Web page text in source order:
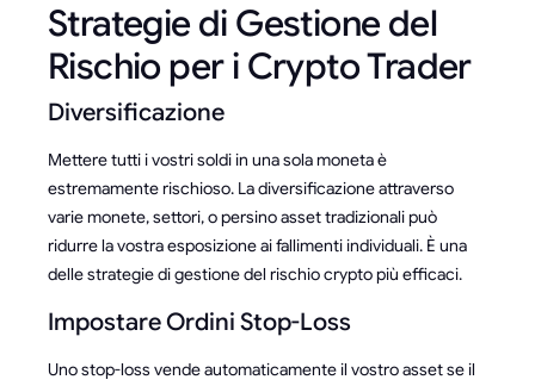
Strategie di Gestione del
Rischio per i Crypto Trader
Diversificazione
Mettere tutti i vostri soldi in una sola moneta è
estremamente rischioso. La diversificazione attraverso
varie monete, settori, o persino asset tradizionali può
ridurre la vostra esposizione ai fallimenti individuali. È una
delle strategie di gestione del rischio crypto più efficaci.
Impostare Ordini Stop-Loss
Uno stop-loss vende automaticamente il vostro asset se il